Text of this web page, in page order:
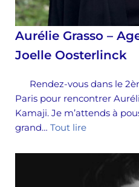
Aurélie Grasso –
Joelle Oosterlinck
Rendez-vous dans le
Paris pour rencontrer
Kamaji. Je m’attends à
grand… Tout lire